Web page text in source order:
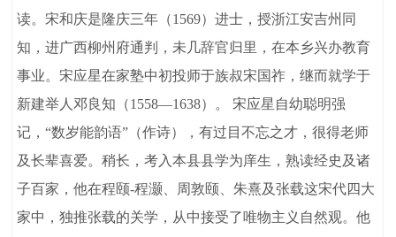
读。宋和庆是隆庆三年（1569）进士，授浙江安吉州同
知，进广西柳州府通判，未几辞官归里，在本乡兴办教育
事业。宋应星在家塾中初投师于族叔宋国祚，继而就学于
新建举人邓良知（1558—1638）。 宋应星自幼聪明强
记，“数岁能韵语”（作诗），有过目不忘之才，很得老师
及长辈喜爱。稍长，考入本县县学为庠生，熟读经史及诸
子百家，他在程颐-程灏、周敦颐、朱熹及张载这宋代四大
家中，独推张载的关学，从中接受了唯物主义自然观。他